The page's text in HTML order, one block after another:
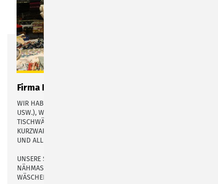
Firma Hess - Der Handarbeitsladen
WIR HABEN VIELE STOFFE (JERSEY, BAUMWOLLE, WALK
USW.), WOLLE VON SCHACHENMAYR, RICO, ONLINE UVM.,
TISCHWÄSCHE VON SANDER, RÄBEL UND SPRÜGEL,
KURZWAREN, ABER AUCH MAKRAME-, HÄKEL-, STICKGARNE
UND ALLES WAS FÜR EIN SCHÖNES PROJEKT DAZU GEHÖRT.
UNSERE SERVICELEISTUNGEN: HERMES-PAKETSHOP,
NÄHMASCHINENREPARATUR, ÄNDERUNGSSCHNEIDEREI,
WÄSCHEREI, ANNAHMESTELLE